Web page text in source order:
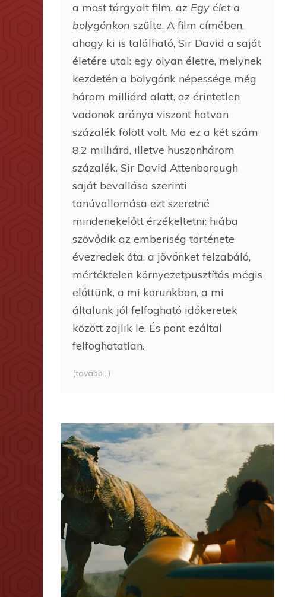
a most tárgyalt film, az Egy élet a
bolygónkon szülte. A film címében,
ahogy ki is található, Sir David a saját
életére utal: egy olyan életre, melynek
kezdetén a bolygónk népessége még
három milliárd alatt, az érintetlen
vadonok aránya viszont hatvan
százalék fölött volt. Ma ez a két szám
8,2 milliárd, illetve huszonhárom
százalék. Sir David Attenborough
saját bevallása szerinti
tanúvallomása ezt szeretné
mindenekelőtt érzékeltetni: hiába
szövődik az emberiség története
évezredek óta, a jövőnket felzabáló,
mértéktelen környezetpusztítás mégis
előttünk, a mi korunkban, a mi
általunk jól felfogható időkeretek
között zajlik le. És pont ezáltal
felfoghatatlan.
(tovább…)